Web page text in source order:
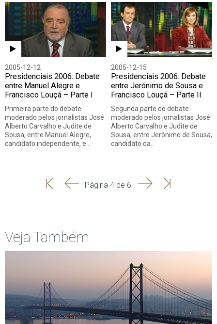
2005-12-12
Presidenciais 2006: Debate
entre Manuel Alegre e
Francisco Louçã – Parte I
Primeira parte do debate
moderado pelos jornalistas José
Alberto Carvalho e Judite de
Sousa, entre Manuel Alegre,
candidato independente, e…
2005-12-15
Presidenciais 2006: Debate
entre Jerónimo de Sousa e
Francisco Louçã – Parte II
Segunda parte do debate
moderado pelos jornalistas José
Alberto Carvalho e Judite de
Sousa, entre Jerónimo de Sousa,
candidato da…
'
'
Página 4 de 6 SeguinteÚltima
Veja Também